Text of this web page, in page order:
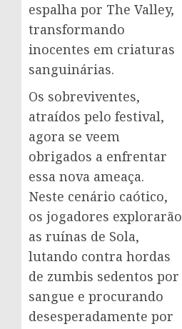
espalha por The Valley,
transformando
inocentes em criaturas
sanguinárias.
Os sobreviventes,
atraídos pelo festival,
agora se veem
obrigados a enfrentar
essa nova ameaça.
Neste cenário caótico,
os jogadores explorarão
as ruínas de Sola,
lutando contra hordas
de zumbis sedentos por
sangue e procurando
desesperadamente por